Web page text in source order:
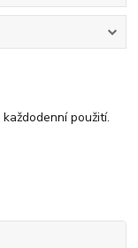
použití.